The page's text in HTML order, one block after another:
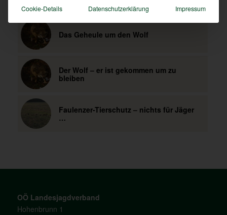
Das Geheule um den Wolf
Der Wolf – er ist gekommen um zu
bleiben
Faulenzer-Tierschutz – nichts für Jäger
…
OÖ Landesjagdverband
Hohenbrunn 1
Cookie-Details Datenschutzerklärung Impressum